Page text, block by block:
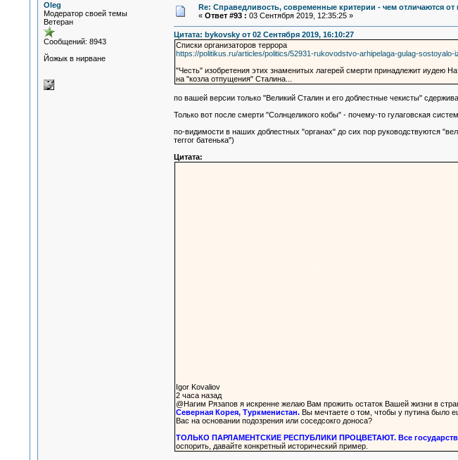
Oleg
Модератор своей темы
Ветеран
Сообщений: 8943
Йожык в нирване
Re: Справедливость, современные критерии - чем отличаются от
« Ответ #93 : 03 Сентября 2019, 12:35:25 »
Цитата: bykovsky от 02 Сентября 2019, 16:10:27
Списки организаторов террора
https://politikus.ru/articles/politics/52931-rukovodstvo-arhipelaga-gulag-
"Честь" изобретения этих знаменитых лагерей смерти принадлежит иудею
на "козла отпущения" Сталина...
по вашей версии только "Великий Сталин и его доблестные чекисты"
Только вот после смерти "Солнцеликого кобы" - почему-то гулаговская
по-видимости в наших доблестных "органах" до сих пор руководствуются
теггог батенька")
Цитата:
Igor Kovaliov
2 часа назад
@Нагим Рязапов я искренне желаю Вам прожить остаток Вашей жизни в
Северная Корея, Туркменистан.Вы мечтаете о том, чтобы у путина было
Вас на основании подозрения или соседсокго доноса?
ТОЛЬКО ПАРЛАМЕНТСКИЕ РЕСПУБЛИКИ ПРОЦВЕТАЮТ. Все
оспорить, давайте конкретный исторический пример.